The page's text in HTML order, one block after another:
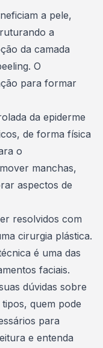
a pele,
a
da camada
O
para formar
da epiderme
de forma física
o
manchas,
aspectos de
resolvidos com
cirurgia plástica.
é uma das
faciais.
dúvidas sobre
quem pode
para
e entenda